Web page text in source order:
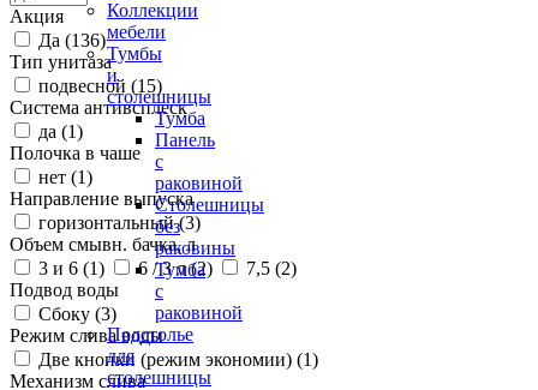
Коллекции
мебели
Тумбы
и
столешницы
Тумба
Панель
с
раковиной
Столешницы
без
раковины
Тумба
с
раковиной
Подстолье
для
столешницы
Акция
Да (136)
Тип унитаза
подвесной (15)
Система антивсплеск
да (1)
Полочка в чаше
нет (1)
Направление выпуска
горизонтальный (3)
Объем смывн. бачка, л
3 и 6 (1) 6 / 3 л (2) 7,5 (2)
Подвод воды
Сбоку (3)
Режим слива воды
Две кнопки (режим экономии) (1)
Механизм слива